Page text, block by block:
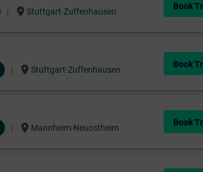
location_on Stuttgart-Zuffenhausen
Book
location_on Stuttgart-Zuffenhausen
Book
location_on Mannheim-Neuostheim
Book